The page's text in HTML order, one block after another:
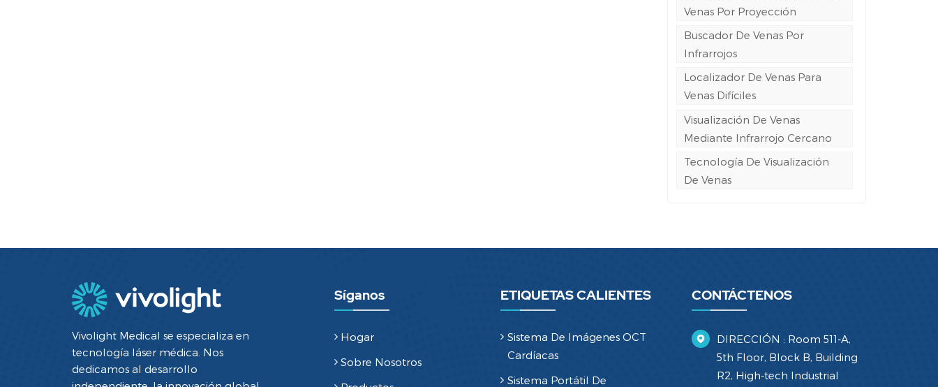
Venas Por Proyección
Buscador De Venas Por
Infrarrojos
Localizador De Venas Para
Venas Difíciles
Visualización De Venas
Mediante Infrarrojo Cercano
Tecnología De Visualización
De Venas
Vivolight Medical se especializa en
tecnología láser médica. Nos
dedicamos al desarrollo
Síganos
Hogar
Sobre Nosotros
ETIQUETAS CALIENTES
Sistema De Imágenes OCT
Cardíacas
Sistema Portátil De
CONTÁCTENOS
DIRECCIÓN : Room 511-A,
5th Floor, Block B, Building
R2, High-tech Industrial